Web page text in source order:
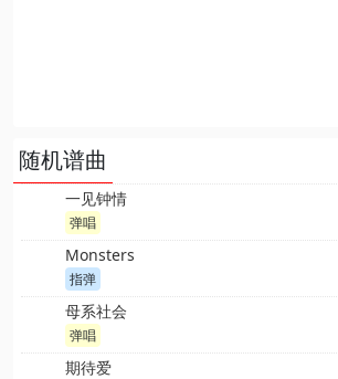
随机谱曲
一见钟情
弹唱
Monsters
指弹
母系社会
弹唱
期待爱